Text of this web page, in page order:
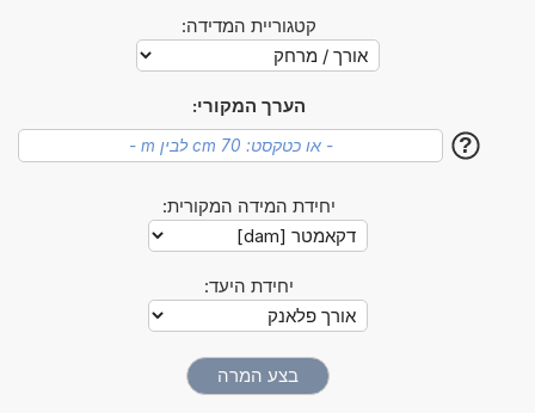
קטגוריית המדידה:
הערך המקורי:
?
יחידת המידה המקורית:
יחידת היעד: